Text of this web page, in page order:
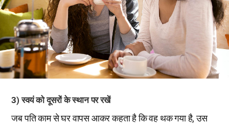
3) स्वयं को दूसरों के स्थान पर रखें
जब पति काम से घर वापस आकर कहता है कि वह थक गया है, उस